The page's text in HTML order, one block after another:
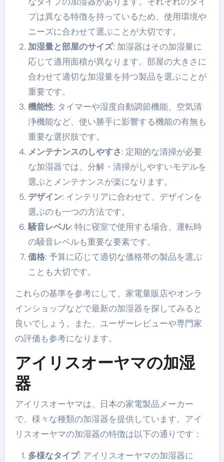
プは異なる特徴を持っているため、使用環境や
ニーズに合わせて選ぶことが大切です。
加湿量と部屋のサイズ: 加湿器はその加湿量に
応じて適用面積が異なります。部屋の大きさに
合わせて適切な加湿量を持つ製品を選ぶことが
重要です。
機能性: タイマーや湿度自動調節機能、空気清
浄機能など、使い勝手に影響する機能の有無も
重要な選択肢です。
メンテナンスのしやすさ: 定期的な清掃が必要
な加湿器では、分解・清掃がしやすいモデルを
選ぶとメンテナンスが楽になります。
デザイン: インテリアに合わせて、デザインを
選ぶのも一つの方法です。
騒音レベル: 特に寝室で使用する場合、運転時
の騒音レベルも重要な要素です。
価格: 予算に応じて適切な価格帯の製品を選ぶ
ことも大切です。
これらの基準を参考にして、家電量販店やオンラ
インショップなどで最新の加湿器を探してみると
良いでしょう。また、ユーザーレビューや専門家
の評価も参考になります。
アイリスオーヤマの加湿
器
アイリスオーヤマは、日本の家電製品メーカー
で、様々な種類の加湿器を提供しています。アイ
リスオーヤマの加湿器の特徴は以下の通りです：
多様なタイプ: アイリスオーヤマの加湿器に